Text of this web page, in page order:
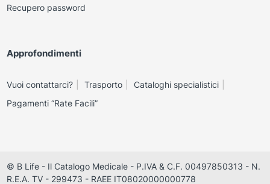
Recupero password
Approfondimenti
Vuoi contattarci? Trasporto
Cataloghi specialistici
Pagamenti “Rate Facili”
© B Life - Il Catalogo Medicale - P.IVA & C.F. 00497850313 - N.
R.E.A. TV - 299473 - RAEE IT08020000000778